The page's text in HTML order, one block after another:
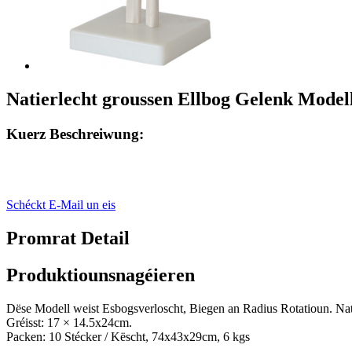
Natierlecht groussen Ellbog Gelenk
Kuerz Beschreiwung:
Schéckt E-Mail un eis
Promrat Detail
Produktiounsnagéieren
Dëse Modell weist Esbogsverloscht, Biegen an Radius Rotatioun.
Gréisst: 17 × 14.5x24cm.
Packen: 10 Stécker / Këscht, 74x43x29cm, 6 kgs